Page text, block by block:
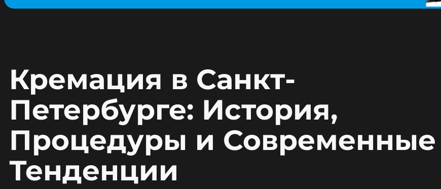
Кремация в Санкт-
Петербурге: История,
Процедуры и Современные
Тенденции